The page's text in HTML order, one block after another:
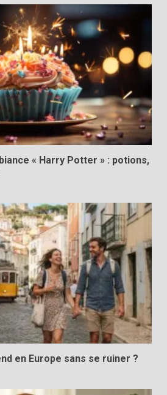
« Harry Potter » : potions,
en Europe sans se ruiner ?